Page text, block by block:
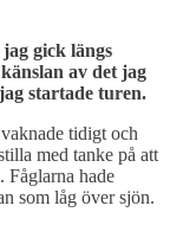
gick längs
av det jag
startade turen.
tidigt och
med tanke på att
Fåglarna hade
som låg över sjön.